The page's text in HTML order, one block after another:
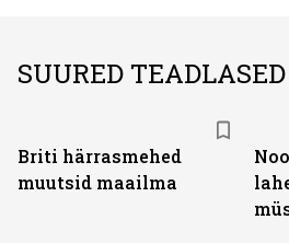
SUURED TEADLASED
Briti härrasmehed
muutsid maailma